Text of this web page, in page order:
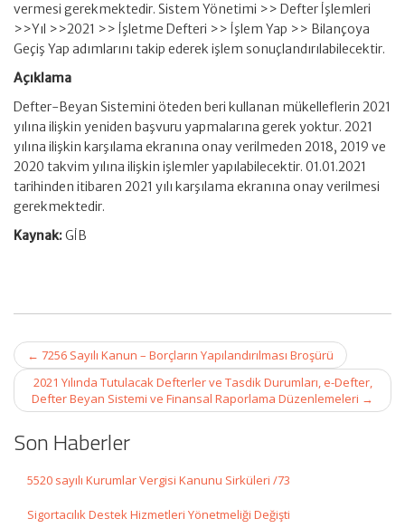
vermesi gerekmektedir. Sistem Yönetimi >> Defter İşlemleri
>>Yıl >>2021 >> İşletme Defteri >> İşlem Yap >> Bilançoya
Geçiş Yap adımlarını takip ederek işlem sonuçlandırılabilecektir.
Açıklama
Defter-Beyan Sistemini öteden beri kullanan mükelleflerin 2021
yılına ilişkin yeniden başvuru yapmalarına gerek yoktur. 2021
yılına ilişkin karşılama ekranına onay verilmeden 2018, 2019 ve
2020 takvim yılına ilişkin işlemler yapılabilecektir. 01.01.2021
tarihinden itibaren 2021 yılı karşılama ekranına onay verilmesi
gerekmektedir.
Kaynak:GİB
Post
navigation
← 7256 Sayılı Kanun – Borçların Yapılandırılması Broşürü
2021 Yılında Tutulacak Defterler ve Tasdik Durumları, e-Defter,
Defter Beyan Sistemi ve Finansal Raporlama Düzenlemeleri →
Son Haberler
5520 sayılı Kurumlar Vergisi Kanunu Sirküleri /73
Sigortacılık Destek Hizmetleri Yönetmeliği Değişti